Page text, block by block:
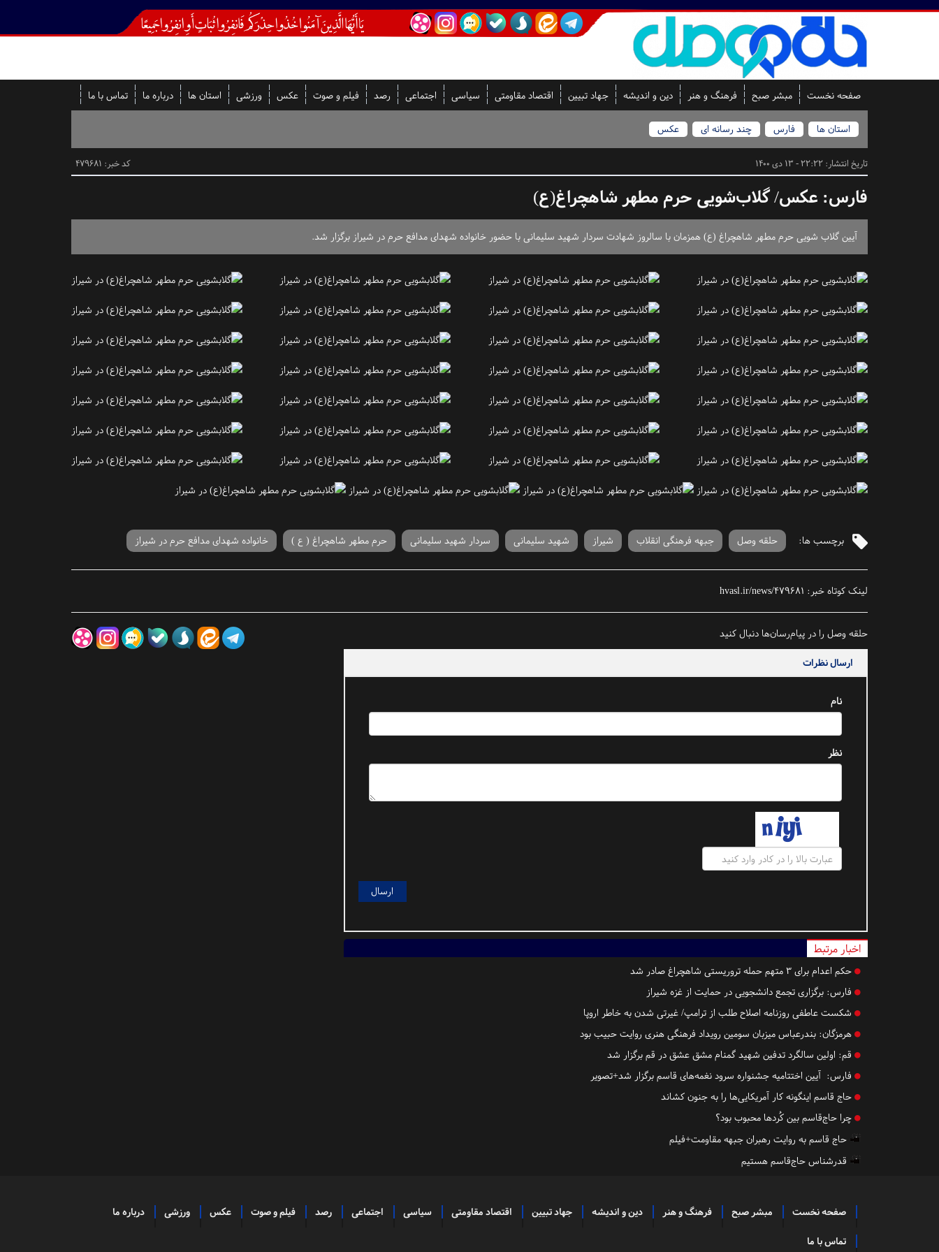
صفحه نخست مبشر صبح فرهنگ و هنر دین و اندیشه جهاد تبیین اقتصاد مقاومتی سیاسی اجتماعی رصد فیلم و صوت عکس ورزشی استان ها درباره ما تماس با ما
استان ها فارس چند رسانه ای عکس
تاریخ انتشار: 22:22 - 13 دی 1400 کد خبر: 479681
فارس: عکس/ گلاب‌شویی حرم مطهر شاهچراغ(ع)
آیین گلاب شویی حرم مطهر شاهچراغ (ع) همزمان با سالروز شهادت سردار شهید سلیمانی با حضور خانواده شهدای مدافع حرم در شیراز برگزار شد.
برچسب ها: حلقه وصل جبهه فرهنگی انقلاب شیراز شهید سلیمانی سردار شهید سلیمانی حرم مطهر شاهچراغ ( ع ) خانواده شهدای مدافع حرم در شیراز
لینک کوتاه خبر: hvasl.ir/news/479681
حلقه وصل را در پیام‌رسان‌ها دنبال کنید
ارسال نظرات
نام
نظر
اخبار مرتبط
حکم اعدام برای ۳ متهم حمله تروریستی شاهچراغ صادر شد
فارس: برگزاری تجمع دانشجویی در حمایت از غزه شیراز
شکست عاطفی روزنامه اصلاح طلب از ترامپ/ غیرتی شدن به خاطر اروپا
هرمزگان: بندرعباس میزبان سومین رویداد فرهنگی هنری روایت حبیب بود
قم: اولین سالگرد تدفین شهید گمنام مشق عشق در قم برگزار شد
فارس: آیین اختتامیه جشنواره سرود نغمه‌های قاسم برگزار شد+تصویر
حاج قاسم اینگونه کار آمریکایی‌ها را به جنون کشاند
چرا حاج‌قاسم بین کُردها محبوب بود؟
حاج قاسم به روایت رهبران جبهه مقاومت+فیلم
قدرشناس حاج‌قاسم هستیم
صفحه نخست مبشر صبح فرهنگ و هنر دین و اندیشه جهاد تبیین اقتصاد مقاومتی سیاسی اجتماعی رصد فیلم و صوت عکس ورزشی درباره ما
تماس با ما